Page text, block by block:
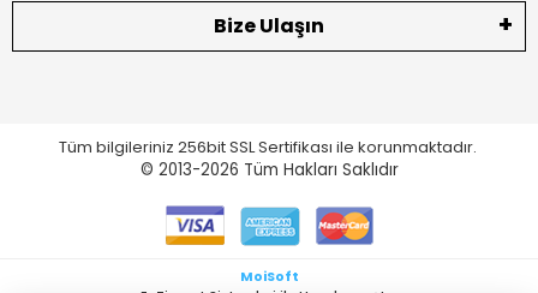
Bize Ulaşın
Tüm bilgileriniz 256bit SSL Sertifikası ile korunmaktadır.
© 2013-2026 Tüm Hakları Saklıdır
MoiSoft